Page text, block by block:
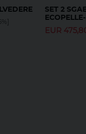
SET 2
EUR